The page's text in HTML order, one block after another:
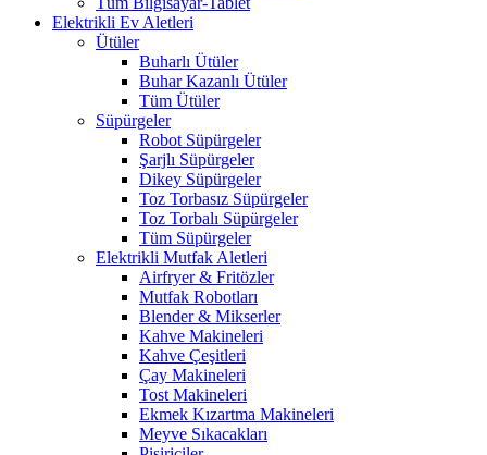
Elektrikli Ev Aletleri
Ütüler
Buharlı Ütüler
Buhar Kazanlı Ütüler
Tüm Ütüler
Süpürgeler
Robot Süpürgeler
Şarjlı Süpürgeler
Dikey Süpürgeler
Toz Torbasız Süpürgeler
Toz Torbalı Süpürgeler
Tüm Süpürgeler
Elektrikli Mutfak Aletleri
Airfryer & Fritözler
Mutfak Robotları
Blender & Mikserler
Kahve Makineleri
Kahve Çeşitleri
Çay Makineleri
Tost Makineleri
Ekmek Kızartma Makineleri
Meyve Sıkacakları